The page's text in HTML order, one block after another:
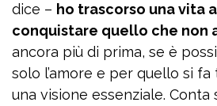
dice – ho trascorso una vita
conquistare quello che non
ancora più di prima, se è
solo l’amore e per quello si fa
una visione essenziale. Conta